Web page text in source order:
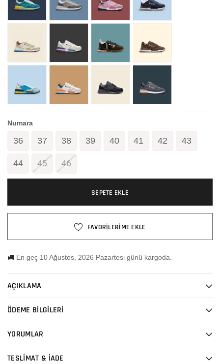
Numara
36 37 38 39 40 41 42 43
44 45 46
SEPETE EKLE
FAVORİLERİME EKLE
En geç 10 Ağustos, 2026 Pazartesi günü kargoda.
AÇIKLAMA
ÖDEME BİLGİLERİ
YORUMLAR
TESLİMAT & İADE